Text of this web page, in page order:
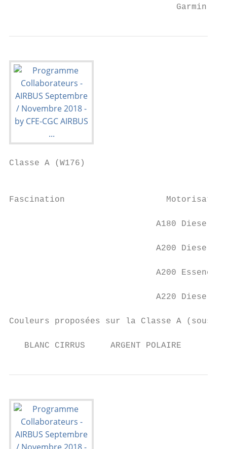
Garmin /
Classe A (W176)
Fascination
A180 Diesel
A200 Diesel
A200 Essence
A220 Diesel
Couleurs proposées sur la Classe A (sous
BLANC CIRRUS     ARGENT POLAIRE